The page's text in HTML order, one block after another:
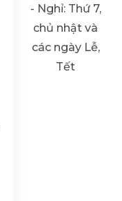
- Nghỉ: Thứ 7,
chủ nhật và
các ngày Lễ,
Tết